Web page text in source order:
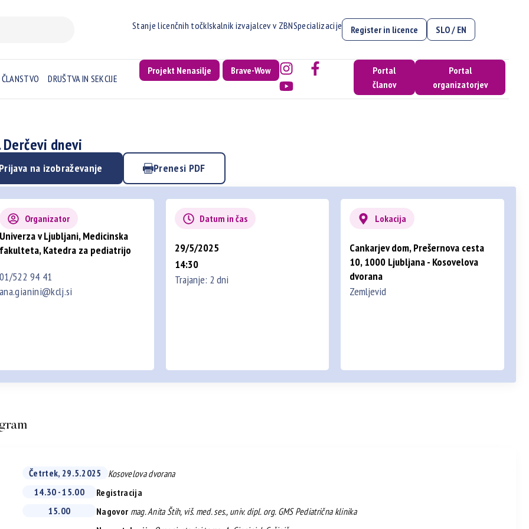
Stanje licenčnih točkIskalnik izvajalcev v ZBNSpecializacije Register in licence SLO / EN
ČLANSTVO DRUŠTVA IN SEKCIJE
Projekt Nenasilje Brave-Wow
Portal
članov
Portal
organizatorjev
Derčevi dnevi
na izobraževanje Prenesi PDF
Organizator
Univerza v Ljubljani, Medicinska
fakulteta, Katedra za pediatrijo
01/522 94 41
ana.gianini@kclj.si
Datum in čas
29/5/2025
14:30
Trajanje: 2 dni
Lokacija
Cankarjev dom, Prešernova cesta
10, 1000 Ljubljana - Kosovelova
dvorana
Zemljevid
Četrtek, 29.5.2025
Kosovelova dvorana
14.30 - 15.00
Registracija
15.00
Nagovor mag. Anita Štih, viš. med. ses., univ. dipl. org. GMS Pediatrična klinika